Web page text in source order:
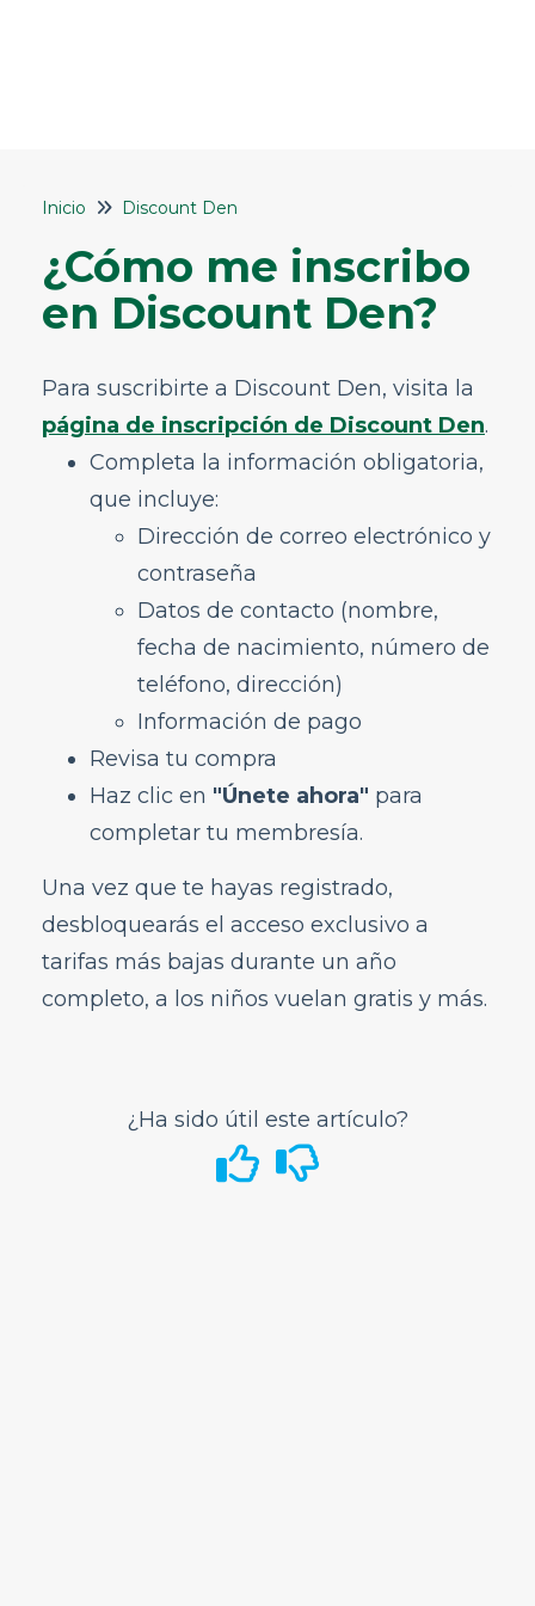
Inicio
Contáctanos
Mis reservas
Check-In
Viajar con niños o mascotas
Servicios especiales
Equipaje y asientos
Información del aeropuerto
Durante el vuelo
GoWild All-You-Can-Fly Pass
FRONTIER Miles
FRONTIER Airlines World Mastercard
Discount Den
¿Qué es el Discount Den?
¿Tengo que pagar un cargo de suscripción
para Discount Den?
¿Cómo funciona Kids Fly Free?
Mi hijo cumplió 15 ayer y estamos
reservando un vuelo hoy, ¿califica para Kids
Fly Free?
¿Cómo me inscribo en Discount Den?
Cupones
Programa de provisión voluntaria de servicios
Inicio Discount Den
¿Cómo me inscribo
en Discount Den?
Para suscribirte a Discount Den, visita la
página de inscripción de Discount Den.
Completa la información obligatoria,
que incluye:
Dirección de correo electrónico y
contraseña
Datos de contacto (nombre,
fecha de nacimiento, número de
teléfono, dirección)
Información de pago
Revisa tu compra
Haz clic en "Únete ahora" para
completar tu membresía.
Una vez que te hayas registrado,
desbloquearás el acceso exclusivo a
tarifas más bajas durante un año
completo, a los niños vuelan gratis y más.
¿Ha sido útil este artículo?